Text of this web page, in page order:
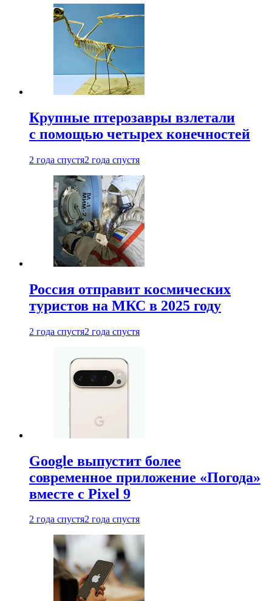
Крупные птерозавры взлетали
с помощью четырех конечностей
2 года спустя2 года спустя
Россия отправит космических
туристов на МКС в 2025 году
2 года спустя2 года спустя
Google выпустит более
современное приложение «Погода»
вместе с Pixel 9
2 года спустя2 года спустя